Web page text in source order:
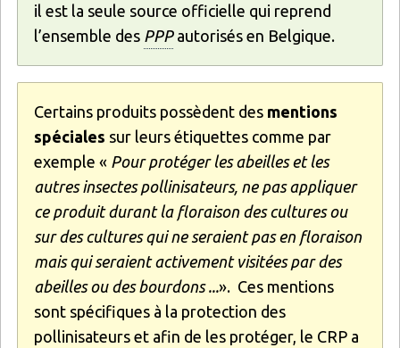
il est la seule source officielle qui reprend
l’ensemble des PPPautorisés en Belgique.
Certains produits possèdent des mentions
spéciales sur leurs étiquettes comme par
exemple « Pour protéger les abeilles et les
autres insectes pollinisateurs, ne pas appliquer
ce produit durant la floraison des cultures ou
sur des cultures qui ne seraient pas en floraison
mais qui seraient activement visitées par des
abeilles ou des bourdons ...». Ces mentions
sont spécifiques à la protection des
pollinisateurs et afin de les protéger, le CRP a